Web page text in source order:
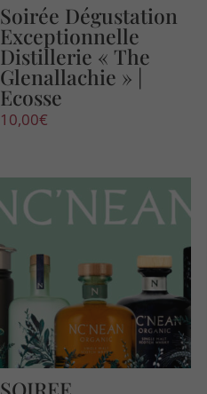
Soirée Dégustation
Exceptionnelle
Distillerie « The
Glenallachie » |
Ecosse
10,00€